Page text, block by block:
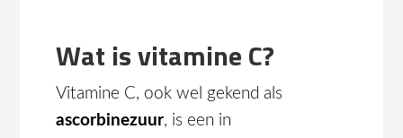
Wat is vitamine C?
Vitamine C, ook wel gekend als
ascorbinezuur, is een in